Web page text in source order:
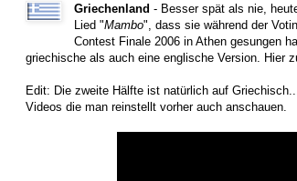
Griechenland - Besser spät als nie,
Lied "Mambo", dass sie während der
Contest Finale 2006 in Athen gesungen
griechische als auch eine englische Version. Hier
Edit: Die zweite Hälfte ist natürlich auf
Videos die man reinstellt vorher auch anschauen.